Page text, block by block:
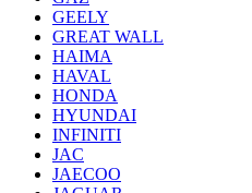
GEELY
GREAT WALL
HAIMA
HAVAL
HONDA
HYUNDAI
INFINITI
JAC
JAECOO